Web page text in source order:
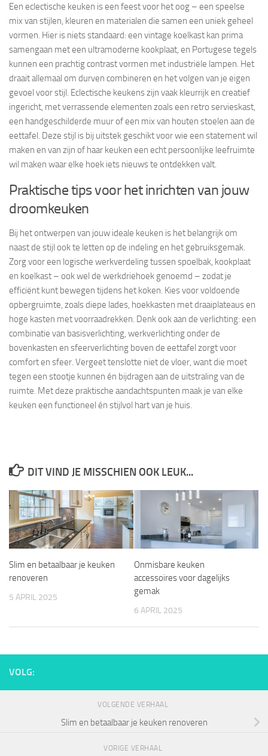
Een eclectische keuken is een feest voor het oog – een speelse
mix van stijlen, kleuren en materialen die samen een uniek geheel
vormen. Hier is niets standaard: een vintage koelkast kan prima
samengaan met een ultramoderne kookplaat, en Portugese tegels
kunnen een prachtig contrast vormen met industriële lampen. Het
draait allemaal om durven combineren en het volgen van je eigen
gevoel voor stijl. Eclectische keukens zijn vaak kleurrijk en creatief
ingericht, met verrassende elementen zoals een retro servieskast,
een handgeschilderde muur of een mix van houten stoelen aan de
eettafel. Deze stijl is bij uitstek geschikt voor wie een statement wil
maken en van zijn of haar keuken een echt persoonlijke leefruimte
wil maken waar elke hoek iets nieuws te ontdekken valt.
Praktische tips voor het inrichten van jouw
droomkeuken
Bij het ontwerpen van jouw ideale keuken is het belangrijk om
naast de stijl ook te letten op de indeling en het gebruiksgemak.
Zorg voor een logische werkverdeling tussen spoelbak, kookplaat
en koelkast – ook wel de werkdriehoek genoemd – zodat je
efficiënt kunt bewegen tijdens het koken. Kies voor voldoende
opbergruimte, zoals diepe lades, hoekkasten met draaiplateaus en
hoge kasten met voorraadrekken. Denk ook aan de verlichting: een
combinatie van basisverlichting, werkverlichting onder de
bovenkasten en sfeerverlichting boven de eettafel zorgt voor
comfort en sfeer. Vergeet tenslotte niet de vloer, want die moet
tegen een stootje kunnen én bijdragen aan de uitstraling van de
ruimte. Met deze praktische aandachtspunten maak je van elke
keuken een functioneel én stijlvol hart van je huis.
DIT VIND JE MISSCHIEN OOK LEUK...
Slim en betaalbaar je keuken
renoveren
5 APRIL 2025
Onmisbare keuken
accessoires voor dagelijks
gemak
6 APRIL 2025
VOLG:
VOLGENDE VERHAAL
Slim en betaalbaar je keuken renoveren
VORIGE VERHAAL